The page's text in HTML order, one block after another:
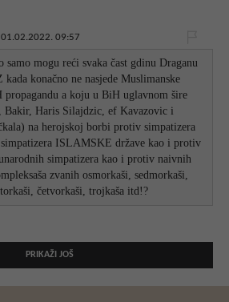
01.02.2022. 09:57
samo mogu reći svaka čast gdinu Draganu
konačno ne nasjede Muslimanske
propagandu a koju u BiH uglavnom šire
Haris Silajdzic, ef Kavazovic i
na herojskoj borbi protiv simpatizera
ISLAMSKE države kao i protiv
simpatizera kao i protiv naivnih
zvanih osmorkaši, sedmorkaši,
četvorkaši, trojkaša itd!?
PRIKAŽI JOŠ